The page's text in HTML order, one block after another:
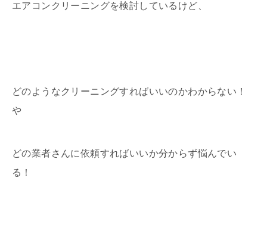
エアコンクリーニングを検討しているけど、
どのようなクリーニングすればいいのかわからない！
や
どの業者さんに依頼すればいいか分からず悩んでい
る！